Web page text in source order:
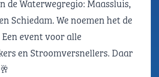
de Waterwegregio: Maassluis,
Schiedam. We noemen het de
event voor alle
en Stroomversnellers. Daar